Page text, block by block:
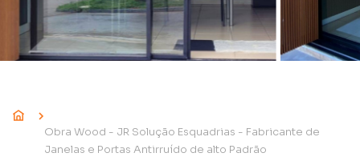
Obra Wood - JR Solução Esquadrias - Fabricante de
Janelas e Portas Antirruído de alto Padrão